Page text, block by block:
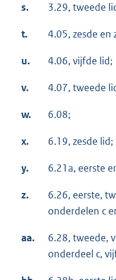
s. 3.29, tweede
t. 4.05, zesde en
u. 4.06, vijfde lid;
v. 4.07, tweede
w. 6.08;
x. 6.19, zesde lid;
y. 6.21a, eerste
z.
6.26, eerste,
onderdelen c
aa.
6.28, tweede,
onderdeel c,